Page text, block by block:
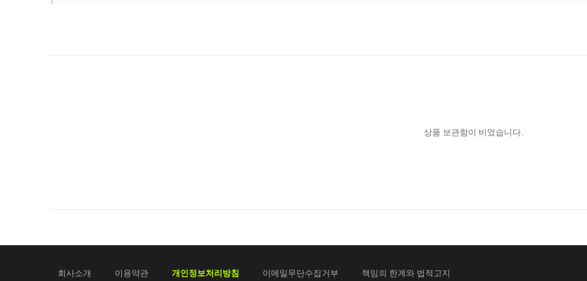
상품 보관함이 비었습니다.
회사소개 이용약관 개인정보처리방침 이메일무단수집거부 책임의 한계와 법적고지